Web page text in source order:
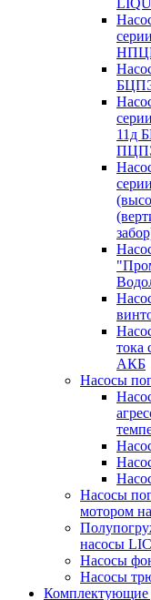
11д
тока
АКБ
Насосы
Насосы
мотором
насосы LIC
Насосы
Насосы
Комплектующие